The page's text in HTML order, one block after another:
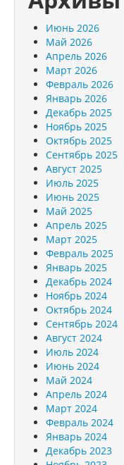
Июнь 2026
Май 2026
Апрель 2026
Март 2026
Февраль 2026
Январь 2026
Декабрь 2025
Ноябрь 2025
Октябрь 2025
Сентябрь 2025
Август 2025
Июль 2025
Июнь 2025
Май 2025
Апрель 2025
Март 2025
Февраль 2025
Январь 2025
Декабрь 2024
Ноябрь 2024
Октябрь 2024
Сентябрь 2024
Август 2024
Июль 2024
Июнь 2024
Май 2024
Апрель 2024
Март 2024
Февраль 2024
Январь 2024
Декабрь 2023